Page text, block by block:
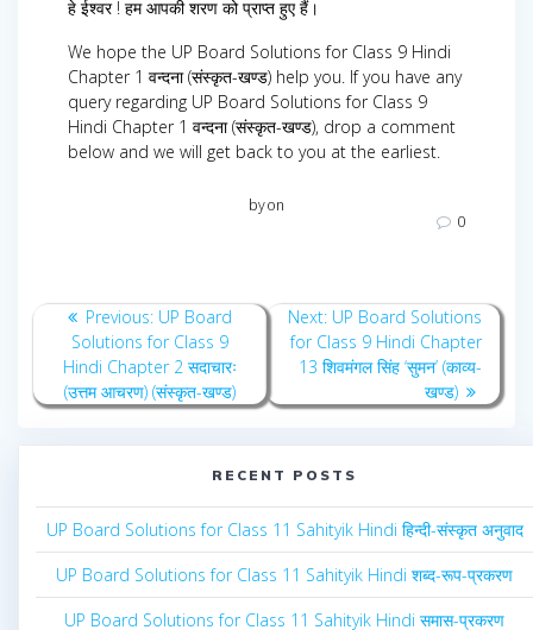
हे ईश्वर ! हम आपकी शरण को प्राप्त हुए हैं।
We hope the UP Board Solutions for Class 9 Hindi
Chapter 1 वन्दना (संस्कृत-खण्ड) help you. If you have any
query regarding UP Board Solutions for Class 9
Hindi Chapter 1 वन्दना (संस्कृत-खण्ड), drop a comment
below and we will get back to you at the earliest.
byon
0
Post
navigation
Previous: Previous
post:
UP Board
Solutions for Class 9
Hindi Chapter 2 सदाचारः
(उत्तम आचरण) (संस्कृत-खण्ड)
Next: Next
post:
UP Board Solutions
for Class 9 Hindi Chapter
13 शिवमंगल सिंह ‘सुमन’ (काव्य-
खण्ड)
RECENT POSTS
UP Board Solutions for Class 11 Sahityik Hindi हिन्दी-संस्कृत अनुवाद
UP Board Solutions for Class 11 Sahityik Hindi शब्द-रूप-प्रकरण
UP Board Solutions for Class 11 Sahityik Hindi समास-प्रकरण